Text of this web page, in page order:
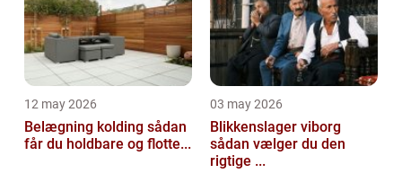
12 may 2026
Belægning kolding sådan
får du holdbare og flotte...
03 may 2026
Blikkenslager viborg
sådan vælger du den
rigtige ...